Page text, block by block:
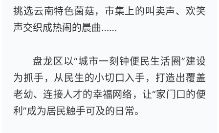
挑选云南特色菌菇，市集上的叫卖声、欢笑
声交织成热闹的晨曲……
盘龙区以“城市一刻钟便民生活圈”建设
为抓手，从民生的小切口入手，打造出覆盖
老幼、连接人才的幸福网络，让“家门口的便
利”成为居民触手可及的日常。